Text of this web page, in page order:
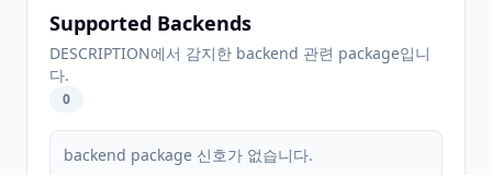
Supported Backends
DESCRIPTION에서 감지한 backend 관련 package입니
다.
0
backend package 신호가 없습니다.